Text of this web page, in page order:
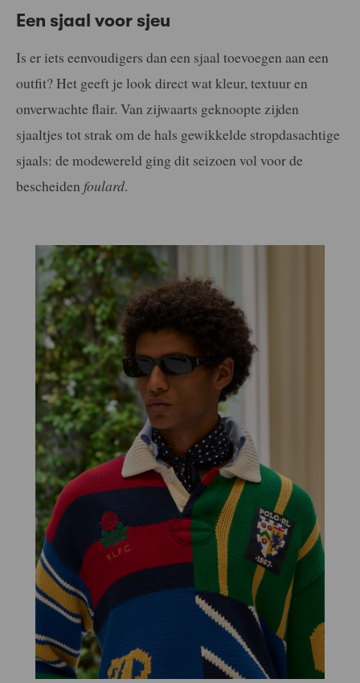
Een sjaal voor sjeu
Is er iets eenvoudigers dan een sjaal toevoegen aan een
outfit? Het geeft je look direct wat kleur, textuur en
onverwachte flair. Van zijwaarts geknoopte zijden
sjaaltjes tot strak om de hals gewikkelde stropdasachtige
sjaals: de modewereld ging dit seizoen vol voor de
bescheiden foulard.